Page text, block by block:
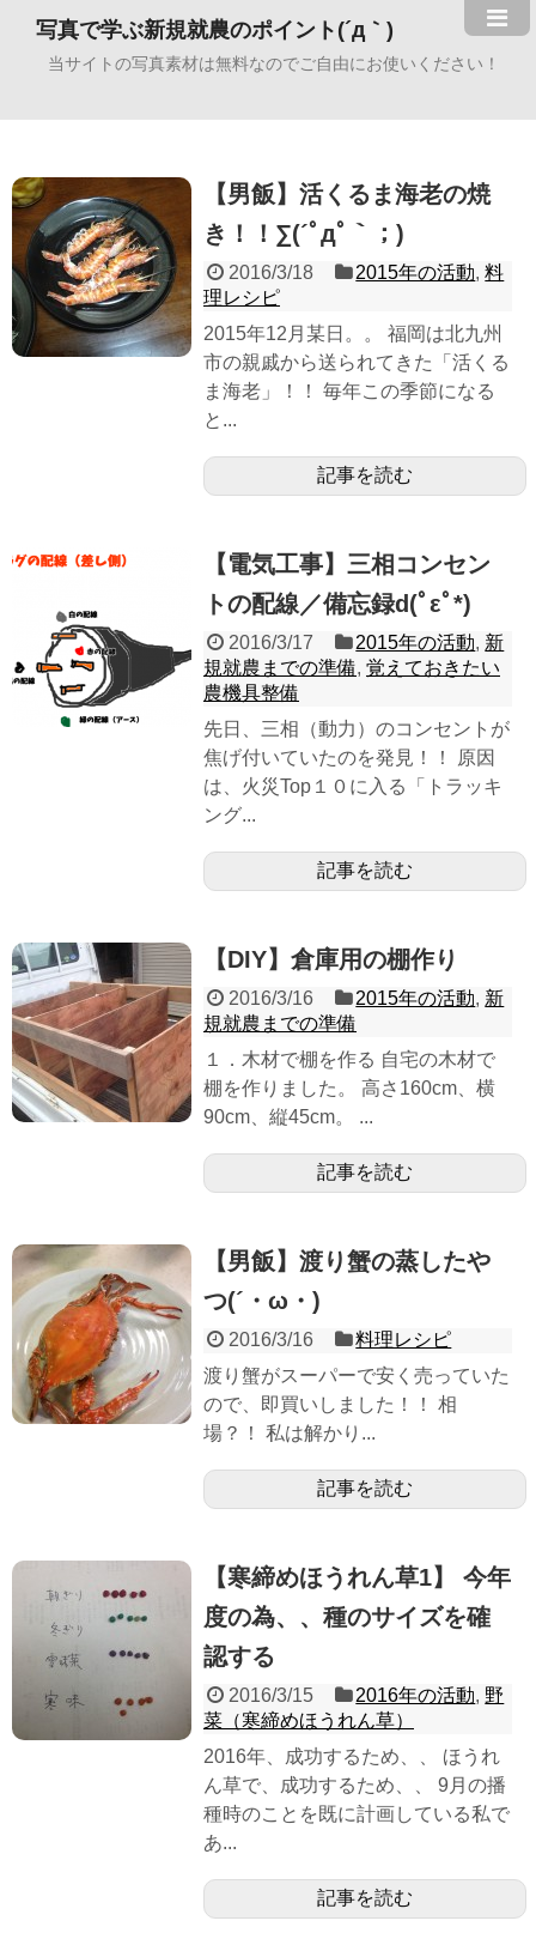
写真で学ぶ新規就農のポイント(´д｀)
当サイトの写真素材は無料なのでご自由にお使いください！
【男飯】活くるま海老の焼
き！！∑(´ﾟдﾟ｀；)
2016/3/18 2015年の活動,料
理レシピ
2015年12月某日。。 福岡は北九州
市の親戚から送られてきた「活くる
ま海老」！！ 毎年この季節になる
と...
記事を読む
【電気工事】三相コンセン
トの配線／備忘録d(ﾟεﾟ*)
2016/3/17 2015年の活動, 新
規就農までの準備, 覚えておきたい
農機具整備
先日、三相（動力）のコンセントが
焦げ付いていたのを発見！！ 原因
は、火災Top１０に入る「トラッキ
ング...
記事を読む
【DIY】倉庫用の棚作り
2016/3/16 2015年の活動, 新
規就農までの準備
１．木材で棚を作る 自宅の木材で
棚を作りました。 高さ160cm、横
90cm、縦45cm。 ...
記事を読む
【男飯】渡り蟹の蒸したや
つ(´・ω・)
2016/3/16
料理レシピ
渡り蟹がスーパーで安く売っていた
ので、即買いしました！！ 相
場？！ 私は解かり...
記事を読む
【寒締めほうれん草1】 今年
度の為、、種のサイズを確
認する
2016/3/15 2016年の活動, 野
菜（寒締めほうれん草）
2016年、成功するため、、 ほうれ
ん草で、成功するため、、 9月の播
種時のことを既に計画している私で
あ...
記事を読む